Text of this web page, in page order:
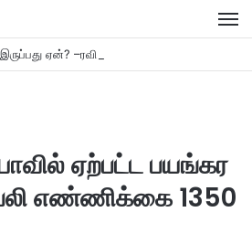
ஏற்பட்ட பயங்கர
எண்ணிக்கை 1350